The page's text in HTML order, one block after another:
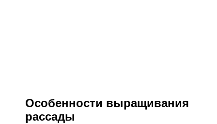
Особенности выращивания
рассады